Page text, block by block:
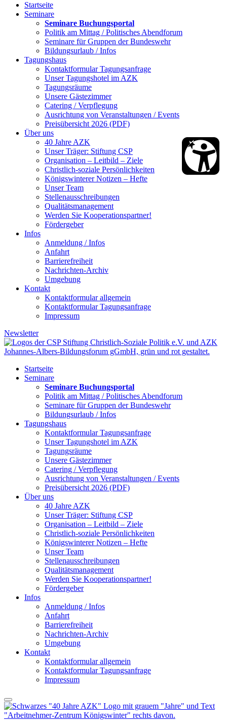
Startseite
Seminare
Seminare Buchungsportal
Politik am Mittag / Politisches Abendforum
Seminare für Gruppen der Bundeswehr
Bildungsurlaub / Infos
Tagungshaus
Kontaktformular Tagungsanfrage
Unser Tagungshotel im AZK
Tagungsräume
Unsere Gästezimmer
Catering / Verpflegung
Ausrichtung von Veranstaltungen / Events
Preisübersicht 2026 (PDF)
Über uns
40 Jahre AZK
Unser Träger: Stiftung CSP
Organisation – Leitbild – Ziele
Christlich-soziale Persönlichkeiten
Königswinterer Notizen – Hefte
Unser Team
Stellenausschreibungen
Qualitätsmanagement
Werden Sie Kooperationspartner!
Fördergeber
Infos
Anmeldung / Infos
Anfahrt
Barrierefreiheit
Nachrichten-Archiv
Umgebung
Kontakt
Kontaktformular allgemein
Kontaktformular Tagungsanfrage
Impressum
Newsletter
Startseite
Seminare
Seminare Buchungsportal
Politik am Mittag / Politisches Abendforum
Seminare für Gruppen der Bundeswehr
Bildungsurlaub / Infos
Tagungshaus
Kontaktformular Tagungsanfrage
Unser Tagungshotel im AZK
Tagungsräume
Unsere Gästezimmer
Catering / Verpflegung
Ausrichtung von Veranstaltungen / Events
Preisübersicht 2026 (PDF)
Über uns
40 Jahre AZK
Unser Träger: Stiftung CSP
Organisation – Leitbild – Ziele
Christlich-soziale Persönlichkeiten
Königswinterer Notizen – Hefte
Unser Team
Stellenausschreibungen
Qualitätsmanagement
Werden Sie Kooperationspartner!
Fördergeber
Infos
Anmeldung / Infos
Anfahrt
Barrierefreiheit
Nachrichten-Archiv
Umgebung
Kontakt
Kontaktformular allgemein
Kontaktformular Tagungsanfrage
Impressum